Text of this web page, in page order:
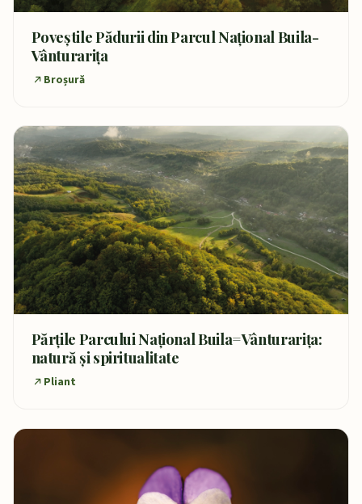
Poveștile Pădurii din Parcul Național Buila-
Vânturarița
Broșură
Părțile Parcului Național Buila=Vânturarița:
natură și spiritualitate
Pliant